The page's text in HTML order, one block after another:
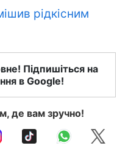
рідкісним
Підпишіться на
в Google!
де вам зручно!